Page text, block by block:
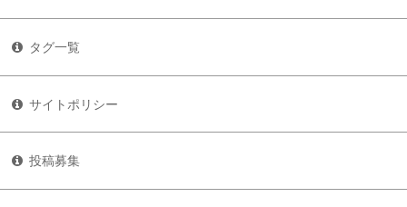
タグ一覧
サイトポリシー
投稿募集